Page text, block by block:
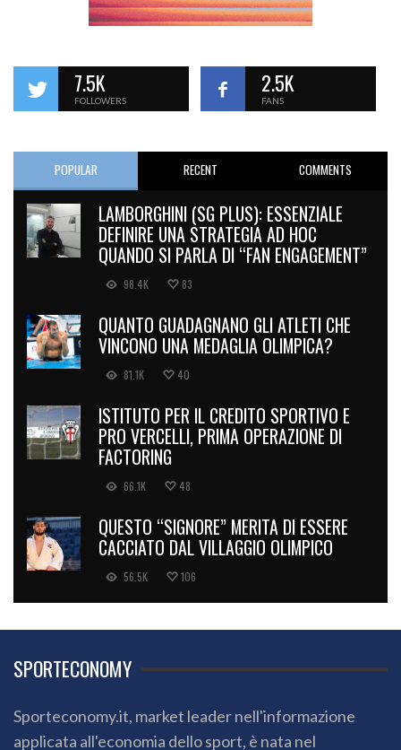
7.5K
FOLLOWERS
2.5K
FANS
POPULAR RECENT COMMENTS
LAMBORGHINI (SG PLUS): ESSENZIALE
DEFINIRE UNA STRATEGIA AD HOC
QUANDO SI PARLA DI “FAN ENGAGEMENT”
98.4K 83
QUANTO GUADAGNANO GLI ATLETI CHE
VINCONO UNA MEDAGLIA OLIMPICA?
81.1K 40
ISTITUTO PER IL CREDITO SPORTIVO E
PRO VERCELLI, PRIMA OPERAZIONE DI
FACTORING
66.1K 48
QUESTO “SIGNORE” MERITA DI ESSERE
CACCIATO DAL VILLAGGIO OLIMPICO
56.5K 106
SPORTECONOMY
Sporteconomy.it, market leader nell'informazione
applicata all'economia dello sport, è nata nel